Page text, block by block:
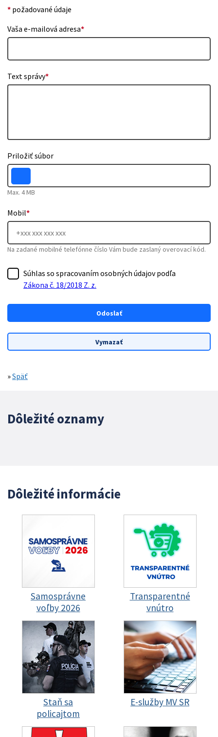
* požadované údaje
Vaša e-mailová adresa*
Text správy*
Priložiť súbor
Max. 4 MB
Mobil*
Na zadané mobilné telefónne číslo Vám bude zaslaný overovací kód.
Súhlas so spracovaním osobných údajov podľa
Zákona č. 18/2018 Z. z.
»Späť
Dôležité oznamy
Dôležité informácie
Samosprávne
voľby 2026
Transparentné
vnútro
Staň sa
policajtom
E-služby MV SR